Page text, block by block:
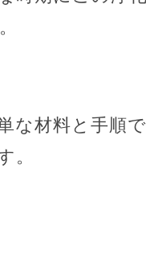
な材料と手順
。